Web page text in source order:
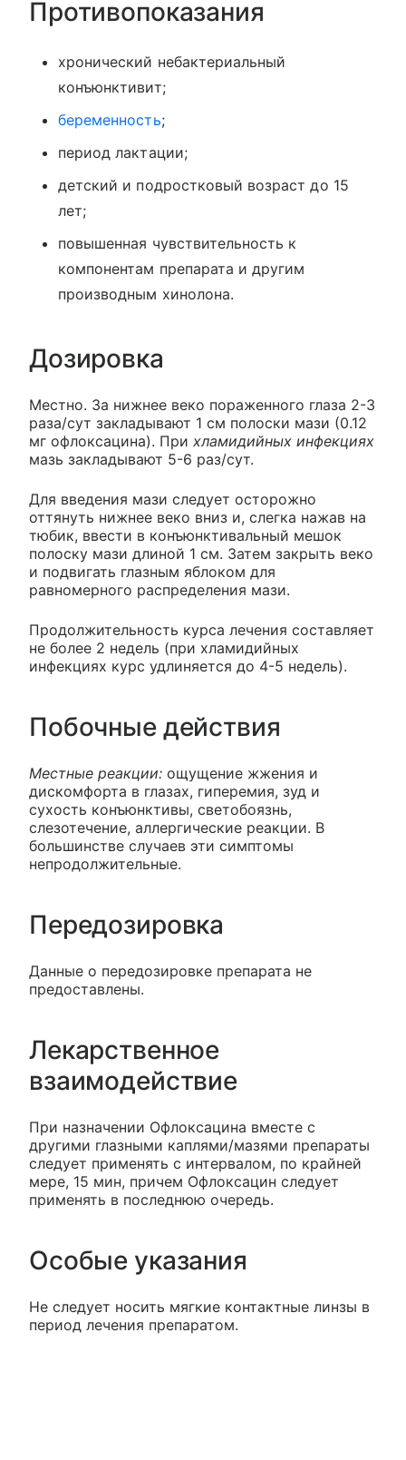
Противопоказания
хронический небактериальный
конъюнктивит;
беременность;
период лактации;
детский и подростковый возраст до 15
лет;
повышенная чувствительность к
компонентам препарата и другим
производным хинолона.
Дозировка
Местно. За нижнее веко пораженного глаза 2-3
раза/сут закладывают 1 см полоски мази (0.12
мг офлоксацина). При хламидийных инфекциях
мазь закладывают 5-6 раз/сут.
Для введения мази следует осторожно
оттянуть нижнее веко вниз и, слегка нажав на
тюбик, ввести в конъюнктивальный мешок
полоску мази длиной 1 см. Затем закрыть веко
и подвигать глазным яблоком для
равномерного распределения мази.
Продолжительность курса лечения составляет
не более 2 недель (при хламидийных
инфекциях курс удлиняется до 4-5 недель).
Побочные действия
Местные реакции: ощущение жжения и
дискомфорта в глазах, гиперемия, зуд и
сухость конъюнктивы, светобоязнь,
слезотечение, аллергические реакции. В
большинстве случаев эти симптомы
непродолжительные.
Передозировка
Данные о передозировке препарата не
предоставлены.
Лекарственное
взаимодействие
При назначении Офлоксацина вместе с
другими глазными каплями/мазями препараты
следует применять с интервалом, по крайней
мере, 15 мин, причем Офлоксацин следует
применять в последнюю очередь.
Особые указания
Не следует носить мягкие контактные линзы в
период лечения препаратом.